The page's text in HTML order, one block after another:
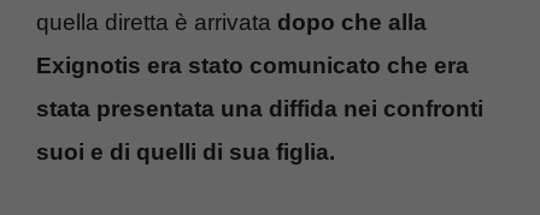
quella diretta è arrivata dopo che alla
Exignotis era stato comunicato che era
stata presentata una diffida nei confronti
suoi e di quelli di sua figlia.